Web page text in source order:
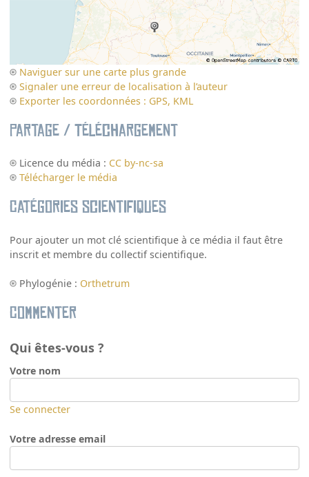
Naviguer sur une carte plus grande
Signaler une erreur de localisation à l’auteur
Exporter les coordonnées : GPS, KML
Partage / Téléchargement
Licence du média : CC by-nc-sa
Télécharger le média
Catégories scientifiques
Pour ajouter un mot clé scientifique à ce média il faut être
inscrit et membre du collectif scientifique.
Phylogénie : Orthetrum
Commenter
Qui êtes-vous ?
Votre nom
Se connecter
Votre adresse email